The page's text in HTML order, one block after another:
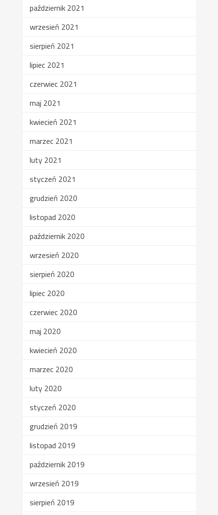
październik 2021
wrzesień 2021
sierpień 2021
lipiec 2021
czerwiec 2021
maj 2021
kwiecień 2021
marzec 2021
luty 2021
styczeń 2021
grudzień 2020
listopad 2020
październik 2020
wrzesień 2020
sierpień 2020
lipiec 2020
czerwiec 2020
maj 2020
kwiecień 2020
marzec 2020
luty 2020
styczeń 2020
grudzień 2019
listopad 2019
październik 2019
wrzesień 2019
sierpień 2019